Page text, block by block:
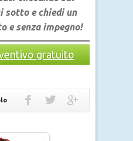
sotto e chiedi un
e senza impegno!
gratuito